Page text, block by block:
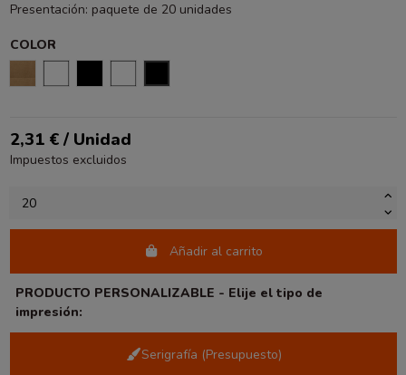
Presentación: paquete de 20 unidades
COLOR
2,31 € / Unidad
Impuestos excluidos
Añadir al carrito
PRODUCTO PERSONALIZABLE - Elije el tipo de
impresión:
Serigrafía (Presupuesto)